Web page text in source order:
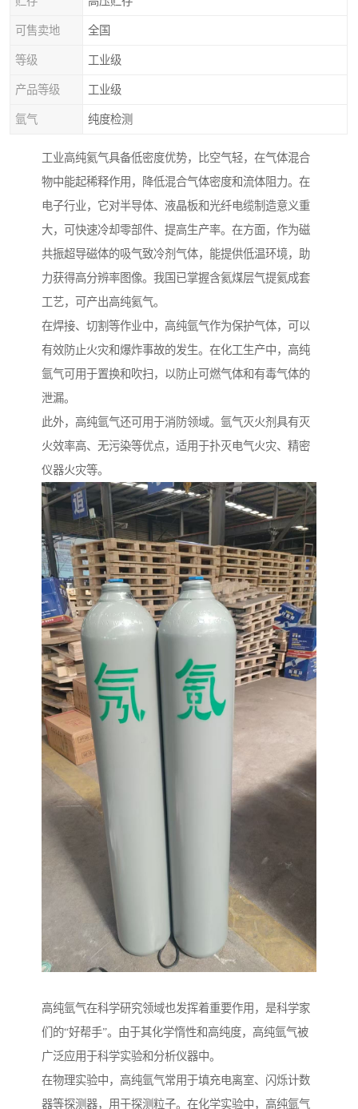
可售卖地 全国
等级 工业级
产品等级 工业级
氩气 纯度检测
工业高纯氦气具备低密度优势，比空气轻，在气体混合
物中能起稀释作用，降低混合气体密度和流体阻力。在
电子行业，它对半导体、液晶板和光纤电缆制造意义重
大，可快速冷却零部件、提高生产率。在方面，作为磁
共振超导磁体的吸气致冷剂气体，能提供低温环境，助
力获得高分辨率图像。我国已掌握含氦煤层气提氦成套
工艺，可产出高纯氦气。
在焊接、切割等作业中，高纯氩气作为保护气体，可以
有效防止火灾和爆炸事故的发生。在化工生产中，高纯
氩气可用于置换和吹扫，以防止可燃气体和有毒气体的
泄漏。
此外，高纯氩气还可用于消防领域。氩气灭火剂具有灭
火效率高、无污染等优点，适用于扑灭电气火灾、精密
仪器火灾等。
高纯氩气在科学研究领域也发挥着重要作用，是科学家
们的“好帮手”。由于其化学惰性和高纯度，高纯氩气被
广泛应用于科学实验和分析仪器中。
在物理实验中，高纯氩气常用于填充电离室、闪烁计数
器等探测器，用于探测粒子。在化学实验中，高纯氩气